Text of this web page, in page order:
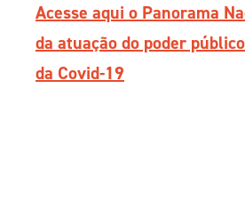
Acesse aqui o Panorama
da atuação do poder
da Covid-19